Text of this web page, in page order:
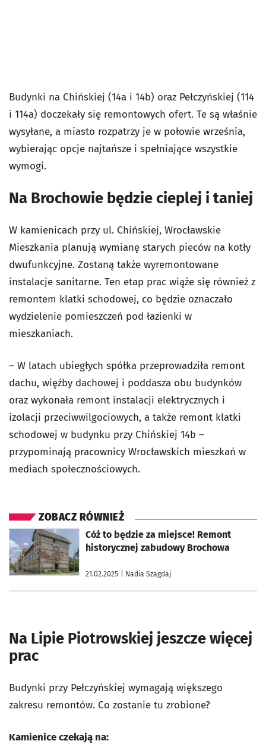
Budynki na Chińskiej (14a i 14b) oraz Pełczyńskiej (114
i 114a) doczekały się remontowych ofert. Te są właśnie
wysyłane, a miasto rozpatrzy je w połowie września,
wybierając opcje najtańsze i spełniające wszystkie
wymogi.
Na Brochowie będzie cieplej i taniej
W kamienicach przy ul. Chińskiej, Wrocławskie
Mieszkania planują wymianę starych pieców na kotły
dwufunkcyjne. Zostaną także wyremontowane
instalacje sanitarne. Ten etap prac wiąże się również z
remontem klatki schodowej, co będzie oznaczało
wydzielenie pomieszczeń pod łazienki w
mieszkaniach.
– W latach ubiegłych spółka przeprowadziła remont
dachu, więźby dachowej i poddasza obu budynków
oraz wykonała remont instalacji elektrycznych i
izolacji przeciwwilgociowych, a także remont klatki
schodowej w budynku przy Chińskiej 14b –
przypominają pracownicy Wrocławskich mieszkań w
mediach społecznościowych.
ZOBACZ RÓWNIEŻ
Cóż to będzie za miejsce! Remont
historycznej zabudowy Brochowa
21.02.2025 | Nadia Szagdaj
otworzy się w nowej karcie
Na Lipie Piotrowskiej jeszcze więcej
prac
Budynki przy Pełczyńskiej wymagają większego
zakresu remontów. Co zostanie tu zrobione?
Kamienice czekają na: